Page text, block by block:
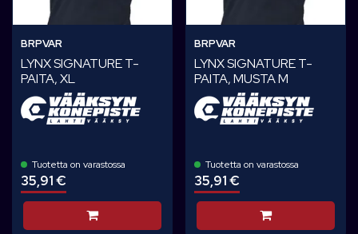
BRPVAR
LYNX SIGNATURE T-
PAITA, XL
Tuotetta on varastossa
35,91 €
Lisää koriin
BRPVAR
LYNX SIGNATURE T-
PAITA, MUSTA M
Tuotetta on varastossa
35,91 €
Lisää koriin